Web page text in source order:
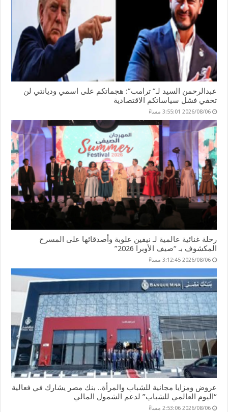
عبدالرحمن السيد لـ” ترامب”: هجماتكم على اسمي وديانتي لن
تخفي فشل سياساتكم الاقتصادية
2026/08/06 3:55:01 مساءً
رحلة غنائية عالمية لـ نيفين علوبة وأصدقائها على المسرح
المكشوف بـ “صيف الأوبرا 2026”
2026/08/06 3:12:45 مساءً
عروض ومزايا مجانية للشباب والمرأة.. بنك مصر يشارك في فعالية
“اليوم العالمي للشباب” لدعم الشمول المالي
2026/08/06 2:53:06 مساءً